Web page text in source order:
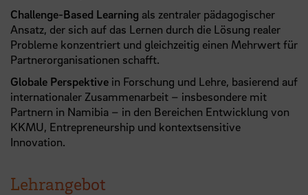
Challenge-Based Learning als zentraler pädagogischer
Ansatz, der sich auf das Lernen durch die Lösung realer
Probleme konzentriert und gleichzeitig einen Mehrwert für
Partnerorganisationen schafft.
Globale Perspektive in Forschung und Lehre, basierend auf
internationaler Zusammenarbeit – insbesondere mit
Partnern in Namibia – in den Bereichen Entwicklung von
KKMU, Entrepreneurship und kontextsensitive
Innovation.
Lehrangebot